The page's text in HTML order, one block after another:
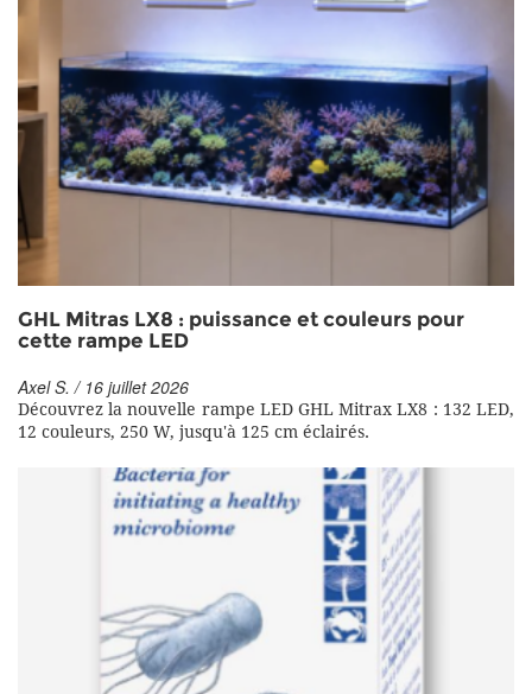
GHL Mitras LX8 : puissance et couleurs pour
cette rampe LED
Axel S. / 16 juillet 2026
Découvrez la nouvelle rampe LED GHL Mitrax LX8 : 132 LED,
12 couleurs, 250 W, jusqu'à 125 cm éclairés.